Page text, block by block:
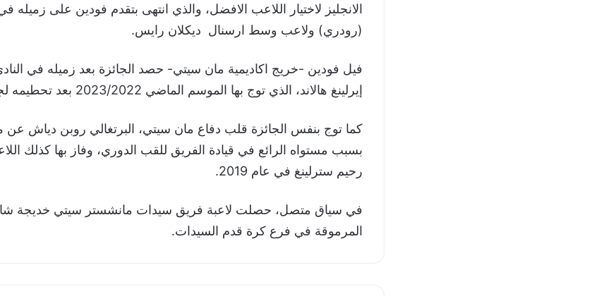
الانجليز لاختيار اللاعب الافضل، والذي انتهى بتقدم فودين على
(رودري) ولاعب وسط ارسنال ديكلان رايس.
فيل فودين -خريج اكاديمية مان سيتي- حصد الجائزة بعد زميله في
إيرلينغ هالاند، الذي توج بها الموسم الماضي 2023/2022 بعد تحطيمه لجميع الارقام القياسية.
بسبب مستواه الرائع في قيادة الفريق للقب الدوري، وفاز بها كذلك
رحيم سترلينغ في عام 2019.
في سياق متصل، حصلت لاعبة فريق سيدات مانشستر سيتي خديجة
المرموقة في فرع كرة قدم السيدات.